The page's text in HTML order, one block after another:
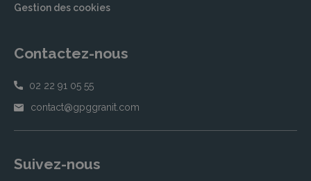
Gestion des cookies
Contactez-nous
02 22 91 05 55
contact@gpggranit.com
Suivez-nous